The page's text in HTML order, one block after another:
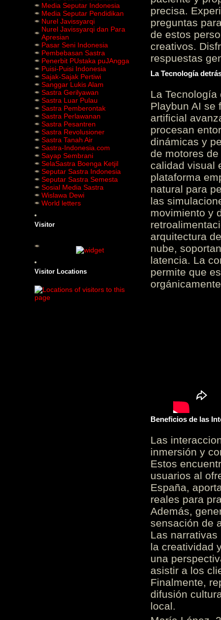
Media Seputar Indonesia
Media Seputar Pendidikan
Nurel Javissyarqi
Nurel Javissyarqi dan Para
Apresian
Pasar Seni Indonesia
Pembebasan Sastra
Penerbit PUstaka puJAngga
Puisi-Puisi Indonesia
Sajak-Sajak Pertiwi
Sanggar Lukis Alam
Sastra Gerilyawan
Sastra Luar Pulau
Sastra Pemberontak
Sastra Perlawanan
Sastra Pesantren
Sastra Revolusioner
Sastra Tanah Air
Sastra-Indonesia.com
Sayap Sembrani
SelaSastra Boenga Ketjil
Seputar Sastra Indonesia
Seputar Sastra Semesta
Sosial Media Sastra
Wislawa Dewi
World letters
Visitor
Visitor Locations
precisa.
preguntas
de estos
creativos.
respuestas
La Tecnología
La
Playbun AI se
artificial
procesan
dinámicas y
de motores
calidad visual
plataforma
natural para
las
movimiento y
arquitectura
nube,
latencia. La
permite que
Beneficios de las
Las
inmersión y
Estos
usuarios al
España,
reales para
Además,
sensación de
Las
la creatividad
una
asistir a los
Finalmente,
difusión
local.